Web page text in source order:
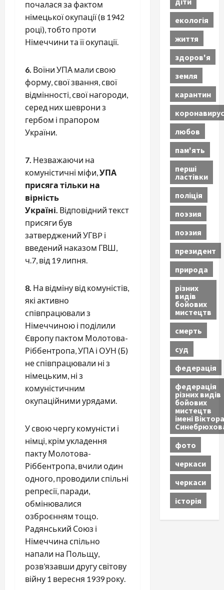
почалася за фактом
німецької окупації (в 1942
році), тобто проти
Німеччини та її окупації.
6. Воїни УПА мали свою
форму, свої звання, свої
відмінності, свої нагороди,
серед них шеврони з
гербом і прапором
України.
7. Незважаючи на
комуністичні міфи,УПА
присяга тільки на
вірність
Україні. Відповідний текст
присяги був
затверджений УГBP і
введений наказом ГВШ,
ч.7, від 19 липня.
8. На відміну від комуністів,
які активно
співпрацювали з
Німеччиною і поділили
Європу пактом Молотова-
Ріббентропа, УПА і ОУН (Б)
не співпрацювали ні з
німецьким, ні з
комуністичним
окупаційними урядами.
У свою чергу комуністи і
німці, крім укладення
пакту Молотова-
Ріббентропа, вчили один
одного, проводили спільні
репресії, паради,
обмінювалися
озброєнням тощо.
Радянський Союз і
Німеччина спільно
напали на Польщу,
розв’язавши другу світову
війну 1 вересня 1939 року.
екологія
життя
здоров'я
земля
карантин
коронавирус
любов
пам'ять
перші
ластівки
поліція
поэзия
поэзия
президент
природа
різних
видів
бойових
мистецтв
смерть
суд
федерація
федерація
різних видів
бойових
мистецтв
імені Віктора
фото
черкаси
черкаси
історія